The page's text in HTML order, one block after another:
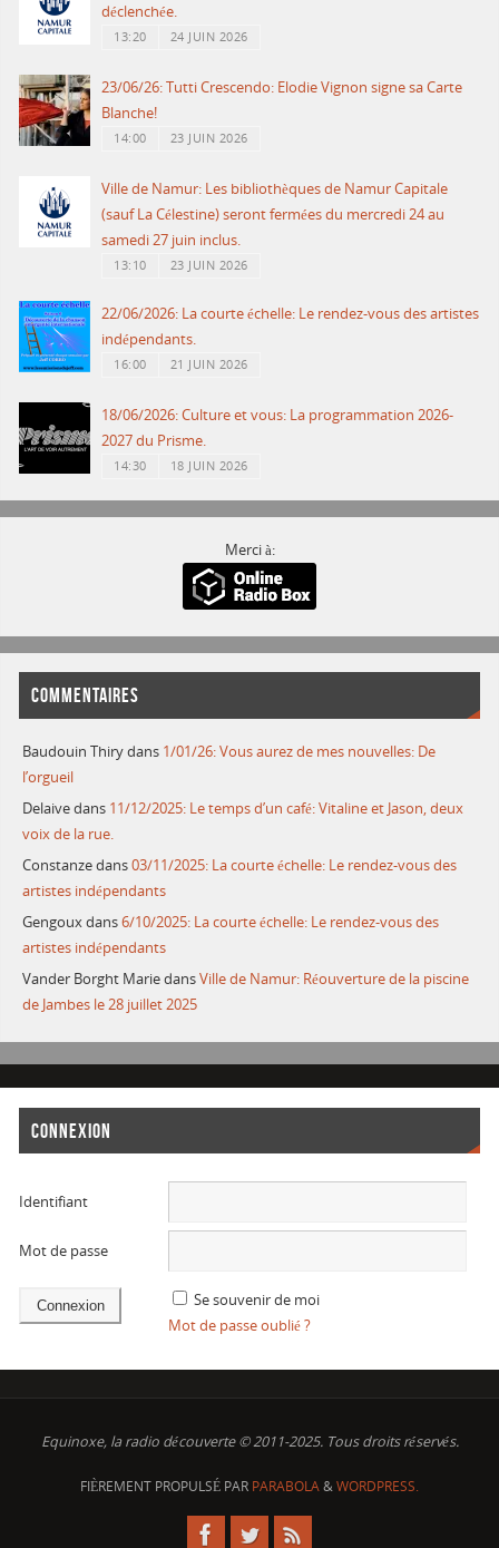
déclenchée.
13:20 24 JUIN 2026
23/06/26: Tutti Crescendo: Elodie Vignon signe sa Carte
Blanche!
14:00 23 JUIN 2026
Ville de Namur: Les bibliothèques de Namur Capitale
(sauf La Célestine) seront fermées du mercredi 24 au
samedi 27 juin inclus.
13:10 23 JUIN 2026
22/06/2026: La courte échelle: Le rendez-vous des artistes
indépendants.
16:00 21 JUIN 2026
18/06/2026: Culture et vous: La programmation 2026-
2027 du Prisme.
14:30 18 JUIN 2026
Merci à:
COMMENTAIRES
Baudouin Thirydans 1/01/26: Vous aurez de mes nouvelles: De
l’orgueil
Delaivedans 11/12/2025: Le temps d’un café: Vitaline et Jason, deux
voix de la rue.
Constanzedans03/11/2025: La courte échelle: Le rendez-vous des
artistes indépendants
Gengouxdans6/10/2025: La courte échelle: Le rendez-vous des
artistes indépendants
Vander Borght MariedansVille de Namur: Réouverture de la piscine
de Jambes le 28 juillet 2025
CONNEXION
Identifiant
Mot de passe
Se souvenir de moi
Mot de passe oublié ?
Equinoxe, la radio découverte © 2011-2025. Tous droits réservés.
FIÈREMENT PROPULSÉ PAR PARABOLA&WORDPRESS.